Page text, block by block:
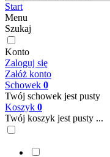
Start
Menu
Szukaj
Konto
Zaloguj się
Załóż konto
Schowek 0
Twój schowek jest pusty
Koszyk 0
Twój koszyk jest pusty ...